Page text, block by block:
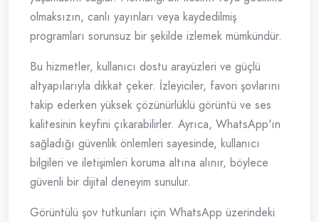
olmaksızın, canlı yayınları veya kaydedilmiş
programları sorunsuz bir şekilde izlemek mümkündür.
Bu hizmetler, kullanıcı dostu arayüzleri ve güçlü
altyapılarıyla dikkat çeker. İzleyiciler, favori şovlarını
takip ederken yüksek çözünürlüklü görüntü ve ses
kalitesinin keyfini çıkarabilirler. Ayrıca, WhatsApp'ın
sağladığı güvenlik önlemleri sayesinde, kullanıcı
bilgileri ve iletişimleri koruma altına alınır, böylece
güvenli bir dijital deneyim sunulur.
Görüntülü şov tutkunları için WhatsApp üzerindeki